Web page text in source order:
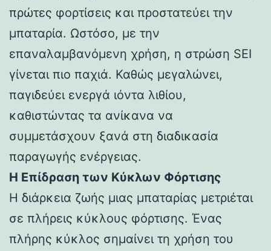
πρώτες φορτίσεις και προστατεύει την
μπαταρία. Ωστόσο, με την
επαναλαμβανόμενη χρήση, η στρώση SEI
γίνεται πιο παχιά. Καθώς μεγαλώνει,
παγιδεύει ενεργά ιόντα λιθίου,
καθιστώντας τα ανίκανα να
συμμετάσχουν ξανά στη διαδικασία
παραγωγής ενέργειας.
Η Επίδραση των Κύκλων Φόρτισης
Η διάρκεια ζωής μιας μπαταρίας μετριέται
σε πλήρεις κύκλους φόρτισης. Ένας
πλήρης κύκλος σημαίνει τη χρήση του